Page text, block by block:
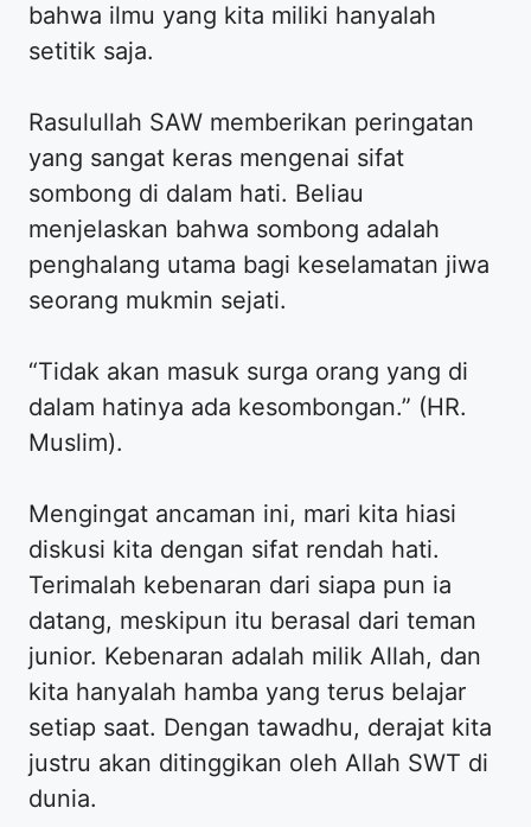
bahwa ilmu yang kita miliki hanyalah
setitik saja.
Rasulullah SAW memberikan peringatan
yang sangat keras mengenai sifat
sombong di dalam hati. Beliau
menjelaskan bahwa sombong adalah
penghalang utama bagi keselamatan jiwa
seorang mukmin sejati.
“Tidak akan masuk surga orang yang di
dalam hatinya ada kesombongan.” (HR.
Muslim).
Mengingat ancaman ini, mari kita hiasi
diskusi kita dengan sifat rendah hati.
Terimalah kebenaran dari siapa pun ia
datang, meskipun itu berasal dari teman
junior. Kebenaran adalah milik Allah, dan
kita hanyalah hamba yang terus belajar
setiap saat. Dengan tawadhu, derajat kita
justru akan ditinggikan oleh Allah SWT di
dunia.